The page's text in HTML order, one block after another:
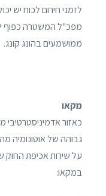
לזמני חירום לכוח יש
מפכ"ל המשטרה כפוף
ממושמעים בהונג קונג.
מקאו
כאזור
גבוהה של אוטונומיה
על שירות אכיפת החוק
במקאו: